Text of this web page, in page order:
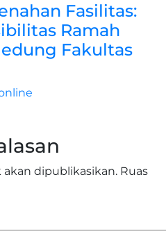
Fasilitas:
Ramah
Fakultas
dipublikasikan. Ruas